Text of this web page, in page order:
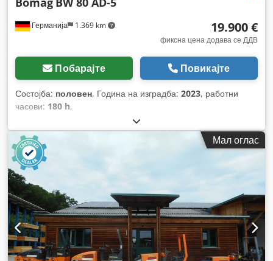
Германија 1.369 km 19.900 €
фиксна цена додава се ДДВ
Побарајте Повикајте
Состојба: половен, Година на изградба: 2023, работни
часови: 180 h,
Мал оглас